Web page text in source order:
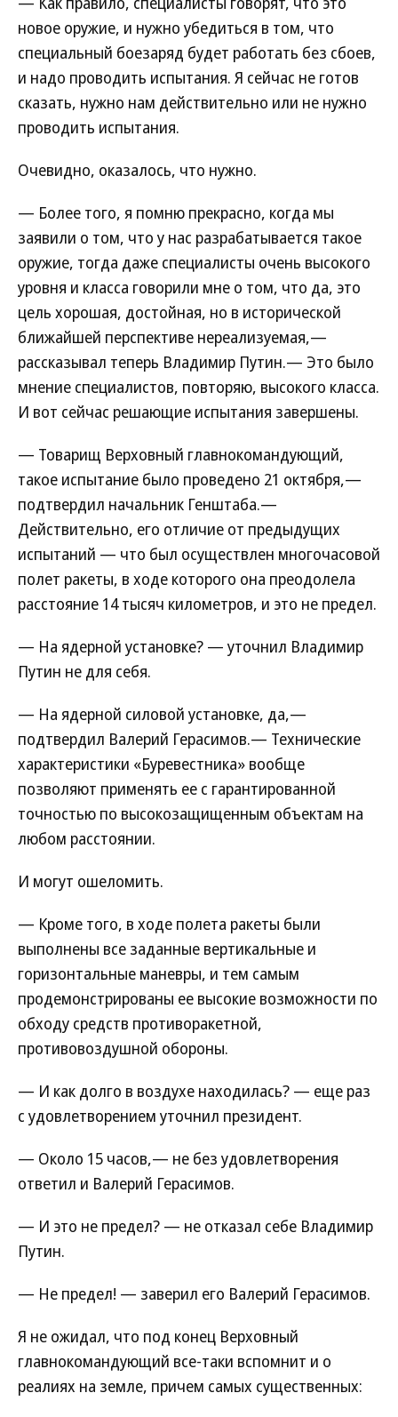
новое оружие, и нужно убедиться в том, что
специальный боезаряд будет работать без сбоев,
и надо проводить испытания. Я сейчас не готов
сказать, нужно нам действительно или не нужно
проводить испытания.
Очевидно, оказалось, что нужно.
— Более того, я помню прекрасно, когда мы
заявили о том, что у нас разрабатывается такое
оружие, тогда даже специалисты очень высокого
уровня и класса говорили мне о том, что да, это
цель хорошая, достойная, но в исторической
ближайшей перспективе нереализуемая,—
рассказывал теперь Владимир Путин.— Это было
мнение специалистов, повторяю, высокого класса.
И вот сейчас решающие испытания завершены.
— Товарищ Верховный главнокомандующий,
такое испытание было проведено 21 октября,—
подтвердил начальник Генштаба.—
Действительно, его отличие от предыдущих
испытаний — что был осуществлен многочасовой
полет ракеты, в ходе которого она преодолела
расстояние 14 тысяч километров, и это не предел.
— На ядерной установке? — уточнил Владимир
Путин не для себя.
— На ядерной силовой установке, да,—
подтвердил Валерий Герасимов.— Технические
характеристики «Буревестника» вообще
позволяют применять ее с гарантированной
точностью по высокозащищенным объектам на
любом расстоянии.
И могут ошеломить.
— Кроме того, в ходе полета ракеты были
выполнены все заданные вертикальные и
горизонтальные маневры, и тем самым
продемонстрированы ее высокие возможности по
обходу средств противоракетной,
противовоздушной обороны.
— И как долго в воздухе находилась? — еще раз
с удовлетворением уточнил президент.
— Около 15 часов,— не без удовлетворения
ответил и Валерий Герасимов.
— И это не предел? — не отказал себе Владимир
Путин.
— Не предел! — заверил его Валерий Герасимов.
Я не ожидал, что под конец Верховный
главнокомандующий все-таки вспомнит и о
реалиях на земле, причем самых существенных: